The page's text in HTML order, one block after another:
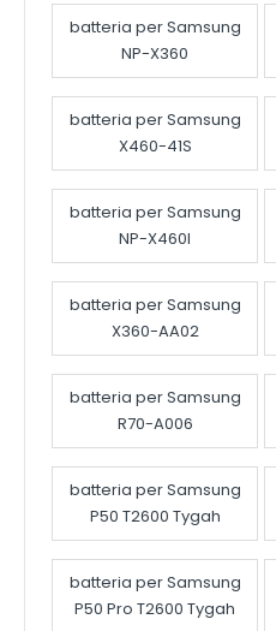
batteria per Samsung
NP-X360
batteria per Samsung
X460-41S
batteria per Samsung
NP-X460I
batteria per Samsung
X360-AA02
batteria per Samsung
R70-A006
batteria per Samsung
P50 T2600 Tygah
batteria per Samsung
P50 Pro T2600 Tygah